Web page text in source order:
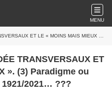
MENU
MAIS MIEUX ». (3) Paradigme ou métaphore comparative 1921/2021… ???
TRANSVERSAUX ET
ou
2021… ???